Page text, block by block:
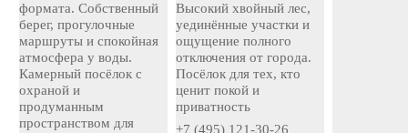
формата. Собственный
берег, прогулочные
маршруты и спокойная
атмосфера у воды.
Камерный посёлок с
охраной и
продуманным
пространством для
Высокий хвойный лес,
уединённые участки и
ощущение полного
отключения от города.
Посёлок для тех, кто
ценит покой и
приватность
+7 (495) 121-30-26